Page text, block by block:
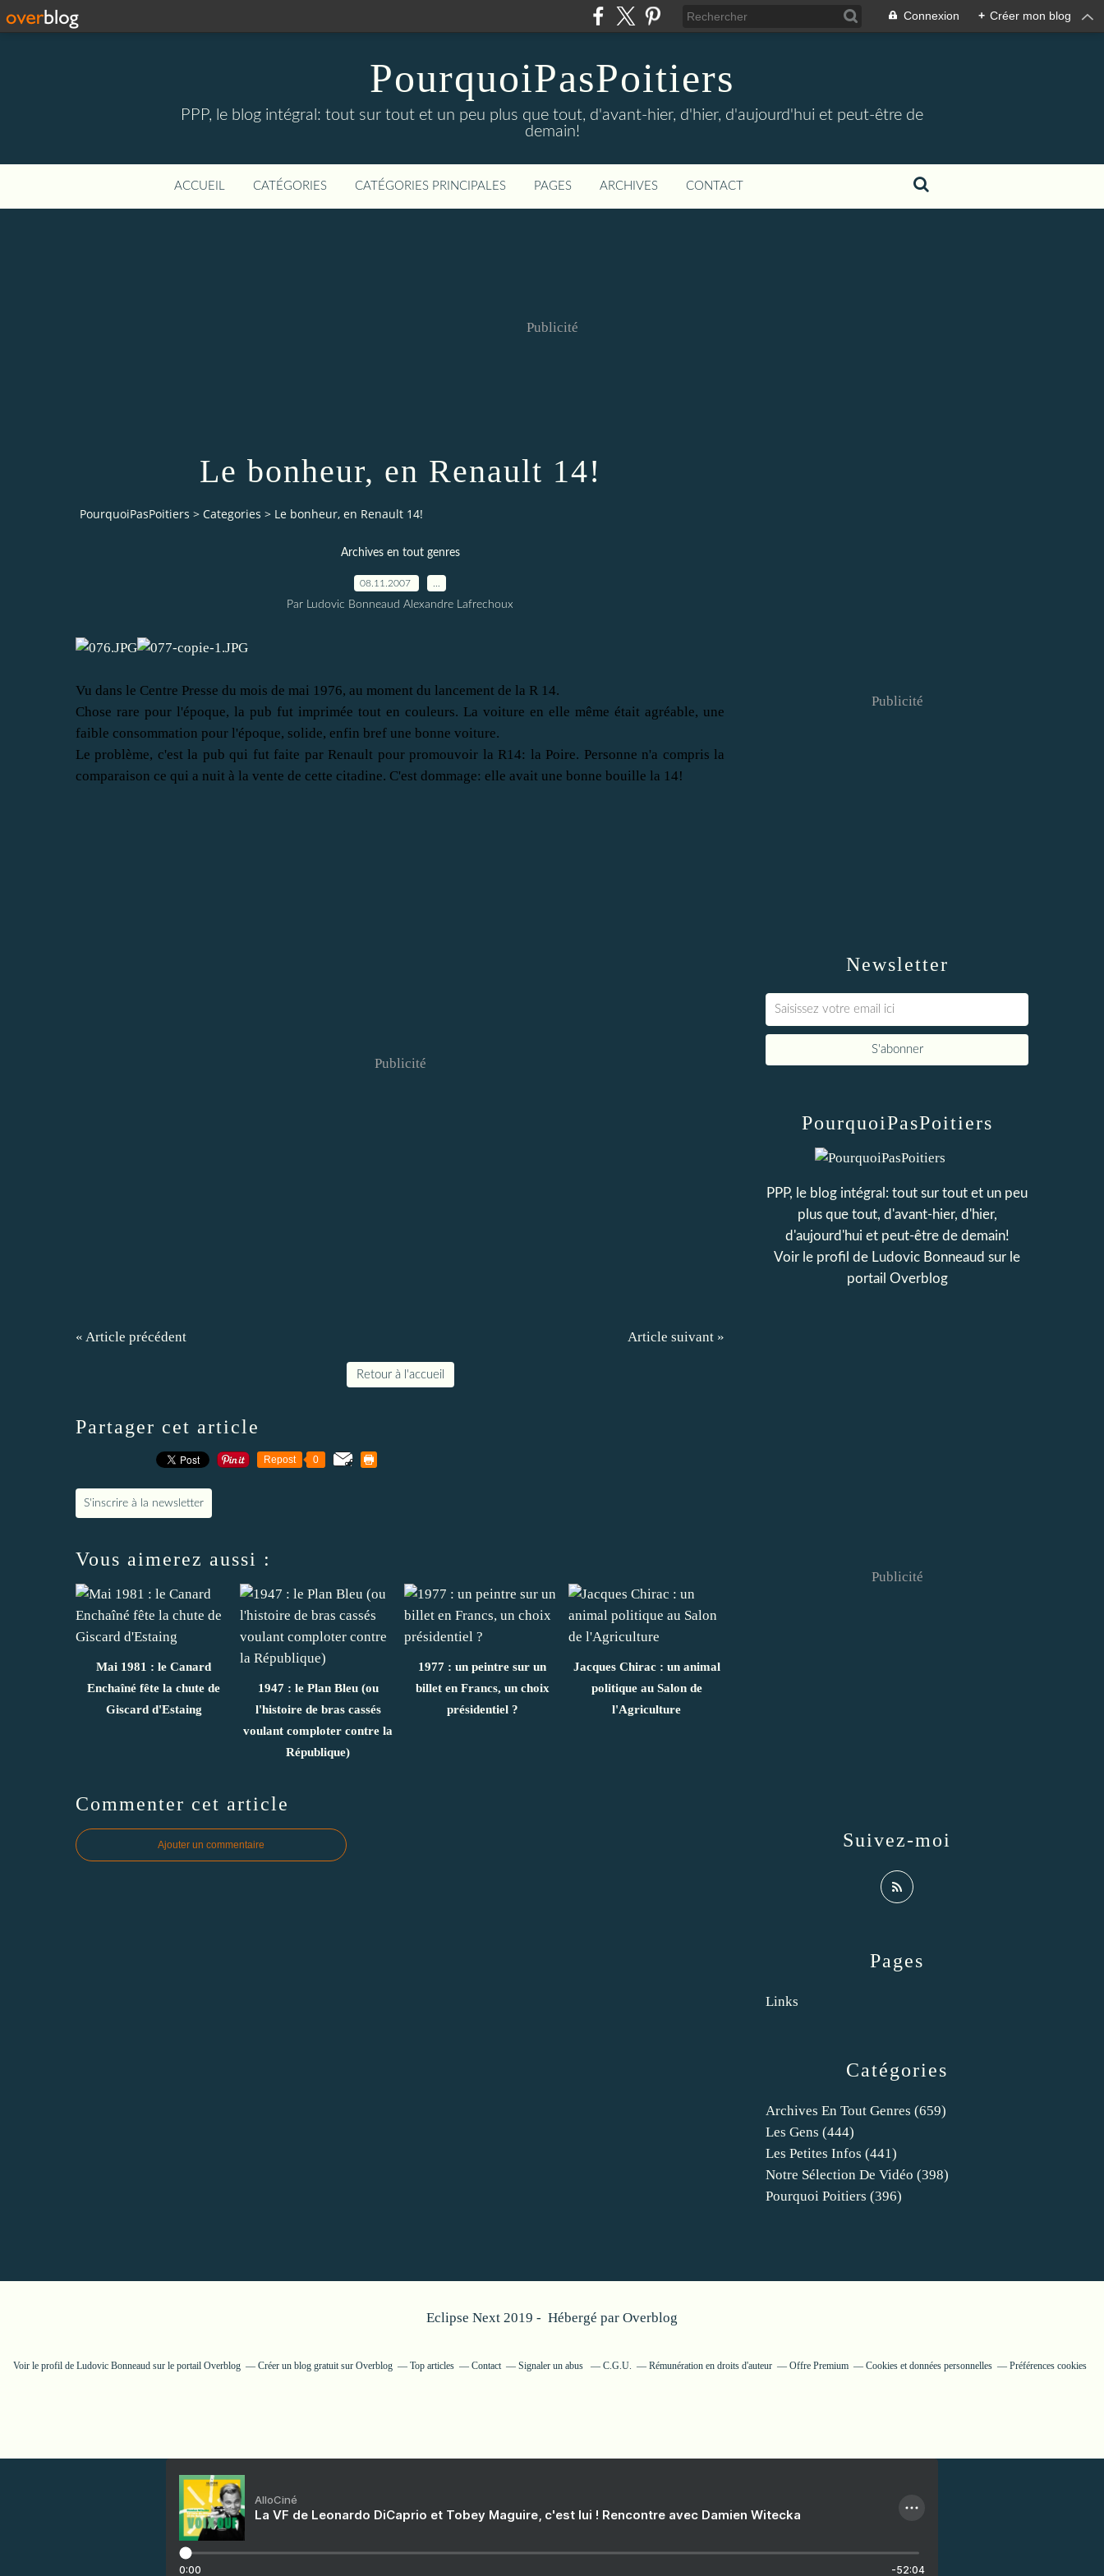
Connexion + Créer mon blog
PourquoiPasPoitiers
PPP, le blog intégral: tout sur tout et un peu plus que tout, d'avant-hier, d'hier, d'aujourd'hui et peut-être de
demain!
ACCUEIL CATÉGORIES CATÉGORIES PRINCIPALES PAGES ARCHIVES CONTACT
Publicité
Le bonheur, en Renault 14!
PourquoiPasPoitiers > Categories > Le bonheur, en Renault 14!
Archives en tout genres
08.11.2007
Par Ludovic Bonneaud Alexandre Lafrechoux
Vu dans le Centre Presse du mois de mai 1976, au moment du lancement de la R 14.
Chose rare pour l'époque, la pub fut imprimée tout en couleurs. La voiture en elle même était agréable, une
faible consommation pour l'époque, solide, enfin bref une bonne voiture.
Le problème, c'est la pub qui fut faite par Renault pour promouvoir la R14: la Poire. Personne n'a compris la
comparaison ce qui a nuit à la vente de cette citadine. C'est dommage: elle avait une bonne bouille la 14!
Publicité
« Article précédent Article suivant »
Retour à l'accueil
Partager cet article
Repost 0
S'inscrire à la newsletter
Vous aimerez aussi :
Mai 1981 : le Canard
Enchaîné fête la chute de
Giscard d'Estaing
1947 : le Plan Bleu (ou
l'histoire de bras cassés
voulant comploter contre la
République)
1977 : un peintre sur un
billet en Francs, un choix
présidentiel ?
Jacques Chirac : un animal
politique au Salon de
l'Agriculture
Commenter cet article
Ajouter un commentaire
Newsletter
Publicité
Catégories
Archives En Tout Genres (659)
Les Gens (444)
Les Petites Infos (441)
Notre Sélection De Vidéo (398)
Pourquoi Poitiers (396)
Pages
Links
PourquoiPasPoitiers
PPP, le blog intégral: tout sur tout et un peu
plus que tout, d'avant-hier, d'hier,
d'aujourd'hui et peut-être de demain!
Voir le profil de Ludovic Bonneaud sur le
portail Overblog
Suivez-moi
Publicité
Eclipse Next 2019 - Hébergé par Overblog
Voir le profil de Ludovic Bonneaudsur le portail Overblog Créer un blog gratuit sur Overblog Top articles Contact Signaler un abus C.G.U. Rémunération en droits d'auteur Offre Premium Cookies et données personnelles Préférences cookies
AlloCiné
La VF de Leonardo DiCaprio et Tobey Maguire, c'est lui ! Rencontre avec Damien Witecka
0:00 -52:04